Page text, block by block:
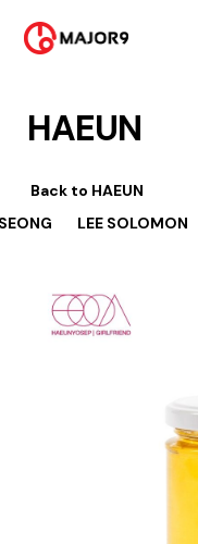
HAEUN
Back to HAEUN
LEE SOLOMON